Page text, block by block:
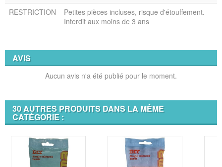
RESTRICTION
Petites pièces incluses, risque d'étouffement.
Interdit aux moins de 3 ans
AVIS
Aucun avis n'a été publié pour le moment.
30 AUTRES PRODUITS DANS LA MÊME
CATÉGORIE :